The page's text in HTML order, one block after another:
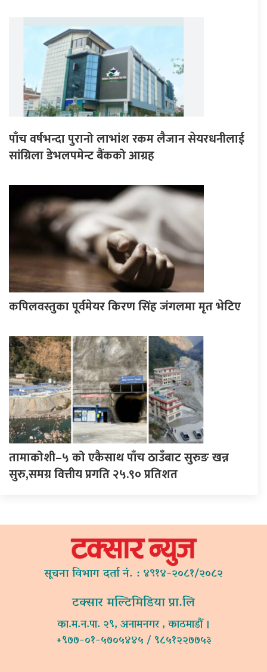
पाँच वर्षभन्दा पुरानो लाभांश रकम लैजान सेयरधनीलाई
सांग्रिला डेभलपमेन्ट बैंकको आग्रह
कपिलवस्तुका पूर्वमेयर किरण सिंह जंगलमा मृत भेटिए
तामाकोशी–५ को एकैसाथ पाँच ठाउँबाट सुरुङ खन्न
सुरु,समग्र वित्तीय प्रगति २५.९० प्रतिशत
सूचना विभाग दर्ता नं. : ४९१४-२०८१/२०८२
टक्सार मल्टिमिडिया प्रा.लि
का.म.न.पा. २९, अनामनगर , काठमाडौं ।
+९७७-०१-५७०५४४५ / ९८५१२२७७५३